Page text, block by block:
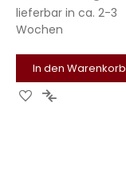
lieferbar in ca. 2-3
Wochen
In den Warenkorb
Zur Zur